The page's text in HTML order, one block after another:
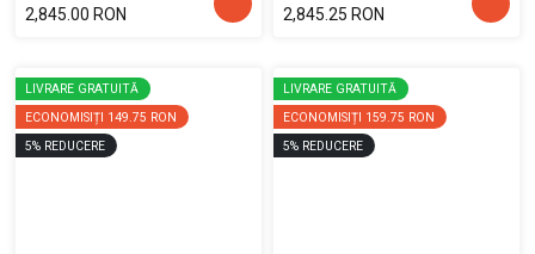
2,845.00 RON
2,845.25 RON
LIVRARE GRATUITĂ
ECONOMISIȚI 149.75 RON
5% REDUCERE
LIVRARE GRATUITĂ
ECONOMISIȚI 159.75 RON
5% REDUCERE